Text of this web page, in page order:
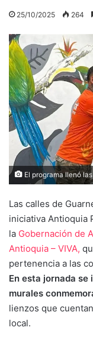
25/10/2025 264
El programa llenó
Las calles de
iniciativa Antioquia
la Gobernación de
Antioquia – VIVA,
pertenencia a las
En esta jornada
murales
lienzos que
local.